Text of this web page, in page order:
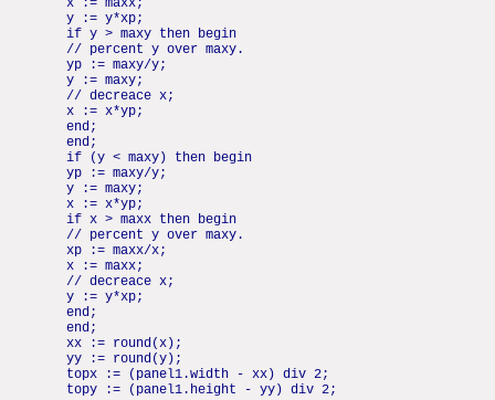
x := maxx;
y := y*xp;
if y > maxy then begin
// percent y over maxy.
yp := maxy/y;
y := maxy;
// decreace x;
x := x*yp;
end;
end;
if (y < maxy) then begin
yp := maxy/y;
y := maxy;
x := x*yp;
if x > maxx then begin
// percent y over maxy.
xp := maxx/x;
x := maxx;
// decreace x;
y := y*xp;
end;
end;
xx := round(x);
yy := round(y);
topx := (panel1.width - xx) div 2;
topy := (panel1.height - yy) div 2;